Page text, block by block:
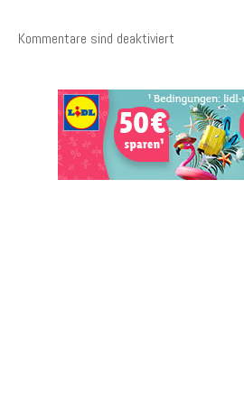
Kommentare sind deaktiviert